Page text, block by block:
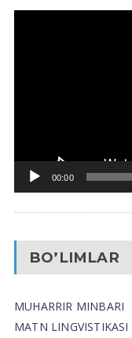
00:00
BO’LIMLAR
MUHARRIR MINBARI
MATN LINGVISTIKASI